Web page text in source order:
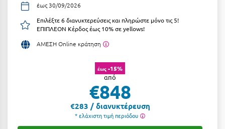
Αντίπαρος
Αράχωβα
Αργολίδα
Ξενοδοχεία 1 Αστέρι
Ξενοδοχεία 2 Αστέρων
Ξενοδοχεία 3 Αστέρων
έως 30/09/2026
Επιλέξτε 6 διανυκτερεύσεις και πληρώστε μόνο τις 5!
ΕΠΙΠΛΕΟΝ Κέρδος έως 10% σε yellows!
ΑΜΕΣΗ Online κράτηση
έως -15%
από
€848
€283 / διανυκτέρευση
* ελάχιστη τιμή περιόδου